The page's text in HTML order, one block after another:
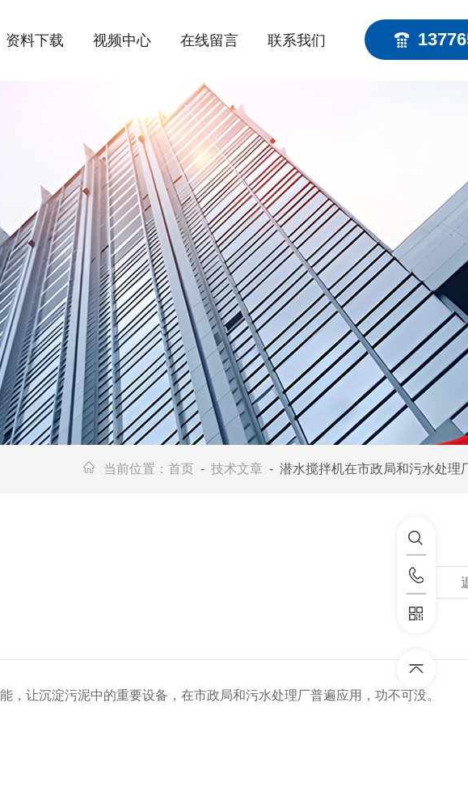
资料下载 视频中心 在线留言 联系我们
当前位置： 首页 - 技术文章 - 潜水搅拌机在市政局和污水处理厂
让沉淀污泥中的重要设备，在市政局和污水处理厂普遍应用，功不可没。